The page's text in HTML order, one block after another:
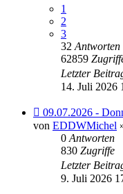
1
2
3
32 Antworten
62859
Letzter
14. Juli 2026
Neuer
Beitrag
09.07.2026 -
von EDDWMichel
0 Antworten
830 Zugriffe
Letzter
9. Juli 2026